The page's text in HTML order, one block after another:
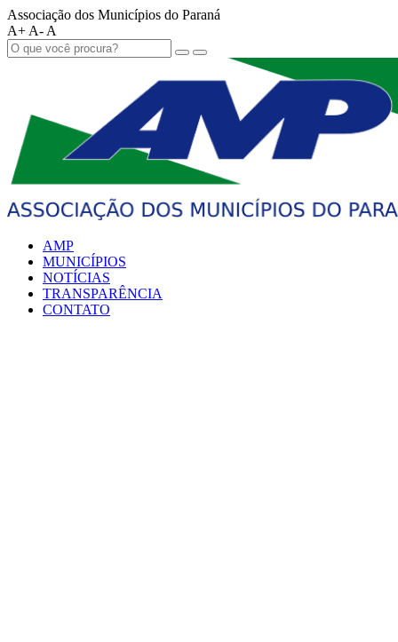
Associação dos Municípios do Paraná
A+ A- A
AMP
MUNICÍPIOS
NOTÍCIAS
TRANSPARÊNCIA
CONTATO